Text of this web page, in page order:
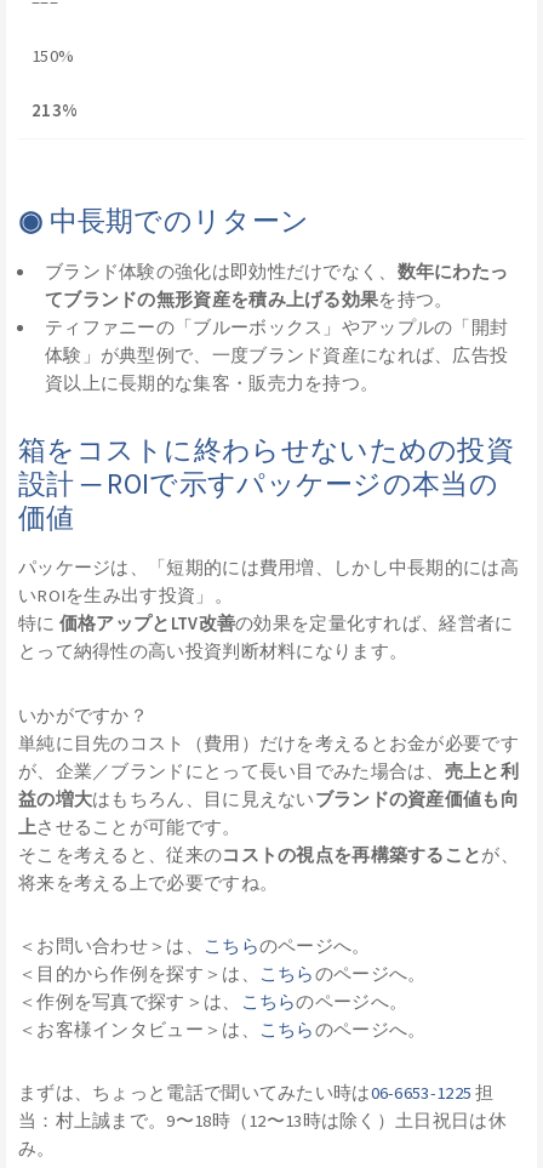
150%
213%
◉ 中長期でのリターン
ブランド体験の強化は即効性だけでなく、 数年にわたっ
てブランドの無形資産を積み上げる効果を持つ。
ティファニーの「ブルーボックス」やアップルの「開封
体験」が典型例で、一度ブランド資産になれば、広告投
資以上に長期的な集客・販売力を持つ。
箱をコストに終わらせないための投資
設計 ─ ROIで示すパッケージの本当の
価値
パッケージは、「短期的には費用増、しかし中長期的には高
いROIを生み出す投資」。
特に 価格アップとLTV改善の効果を定量化すれば、経営者に
とって納得性の高い投資判断材料になります。
いかがですか？
単純に目先のコスト（費用）だけを考えるとお金が必要です
が、企業／ブランドにとって長い目でみた場合は、 売上と利
益の増大はもちろん、目に見えないブランドの資産価値も向
上させることが可能です。
そこを考えると、従来のコストの視点を再構築することが、
将来を考える上で必要ですね。
＜お問い合わせ＞は、 こちらのページへ。
＜目的から作例を探す＞は、
こちらのページへ。
＜作例を写真で探す＞は、
こちらのページへ。
＜お客様インタビュー＞は、
こちらのページへ。
まずは、ちょっと電話で聞いてみたい時は06-6653-1225 担
当：村上誠まで。9〜18時（12〜13時は除く）土日祝日は休
み。